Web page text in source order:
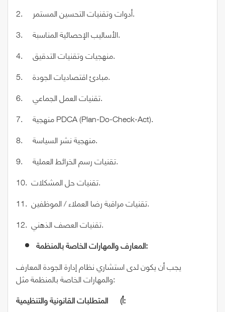
2. أدوات وتقنيات التحسين المستمر.
3. الأساليب الإحصائية المناسبة.
4. منهجيات وتقنيات التدقيق.
5. مبادئ اقتصاديات الجودة.
6. تقنيات العمل الجماعي.
7. منهجية PDCA (Plan-Do-Check-Act).
8. منهجية نشر السياسة.
9. تقنيات رسم الخرائط العملية.
10. تقنيات حل المشكلات.
11. تقنيات مراقبة رضا العملاء / الموظفين.
12. تقنيات العصف الذهني.
المعارف والمهارات الخاصة بالمنظمة:
يجب أن يكون لدى استشاري نظام إدارة الجودة المعارف
والمهارات الخاصة بالمنظمة مثل:
أ‌) المتطلبات القانونية والتنظيمية: